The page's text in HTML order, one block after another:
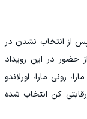
از انتخاب نشدن در
حضور در این رویداد
رونی مارا، اورلاندو
کن انتخاب شده